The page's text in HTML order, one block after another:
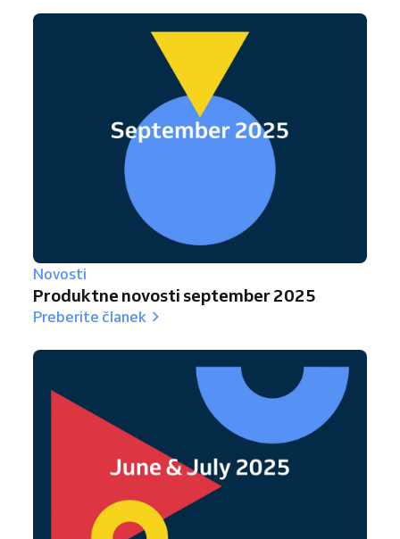
Novosti
Produktne novosti september 2025
Preberite članek